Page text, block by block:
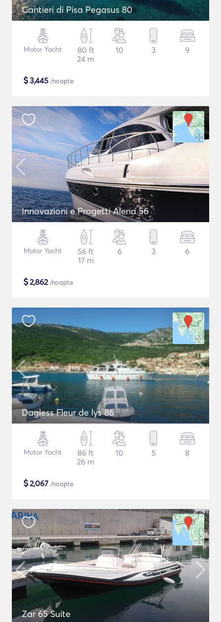
Cantieri di Pisa Pegasus 80
Motor Yacht
80 ft
24 m
10 3 9
$3,445 /noapte
Innovazioni e Progetti Alena 56
Motor Yacht
56 ft
17 m
6 3 6
$2,862/noapte
Dagless Fleur de lys 86
Motor Yacht
86 ft
26 m
10 5 8
$2,067 /noapte
Zar 65 Suite